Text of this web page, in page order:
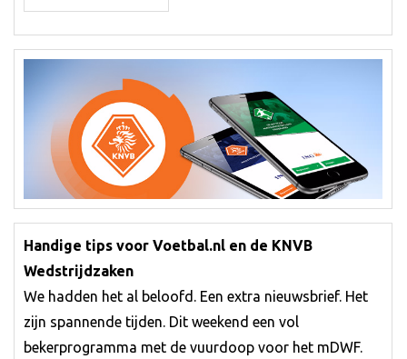
Handige tips voor Voetbal.nl en de KNVB
Wedstrijdzaken
We hadden het al beloofd. Een extra nieuwsbrief. Het
zijn spannende tijden. Dit weekend een vol
bekerprogramma met de vuurdoop voor het mDWF.